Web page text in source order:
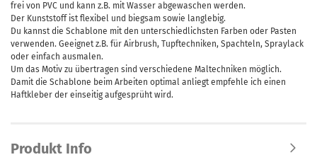
frei von PVC und kann z.B. mit Wasser abgewaschen werden.
Der Kunststoff ist flexibel und biegsam sowie langlebig.
Du kannst die Schablone mit den unterschiedlichsten Farben oder Pasten
verwenden. Geeignet z.B. für Airbrush, Tupftechniken, Spachteln, Spraylack
oder einfach ausmalen.
Um das Motiv zu übertragen sind verschiedene Maltechniken möglich.
Damit die Schablone beim Arbeiten optimal anliegt empfehle ich einen
Haftkleber der einseitig aufgesprüht wird.
Produkt Info